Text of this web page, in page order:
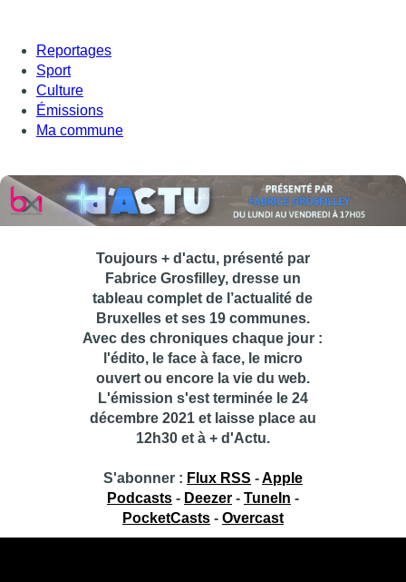
Reportages
Sport
Culture
Émissions
Ma commune
Toujours + d'actu, présenté par
Fabrice Grosfilley, dresse un
tableau complet de l’actualité de
Bruxelles et ses 19 communes.
Avec des chroniques chaque jour :
l'édito, le face à face, le micro
ouvert ou encore la vie du web.
L'émission s'est terminée le 24
décembre 2021 et laisse place au
12h30 et à + d'Actu.
S'abonner : Flux RSS -Apple
Podcasts- Deezer- TuneIn -
PocketCasts- Overcast